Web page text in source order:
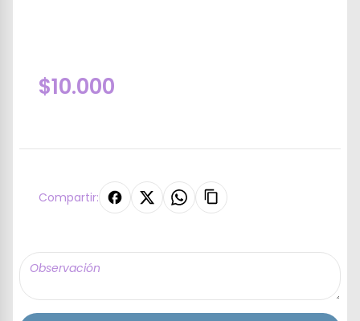
$10.000
Compartir: